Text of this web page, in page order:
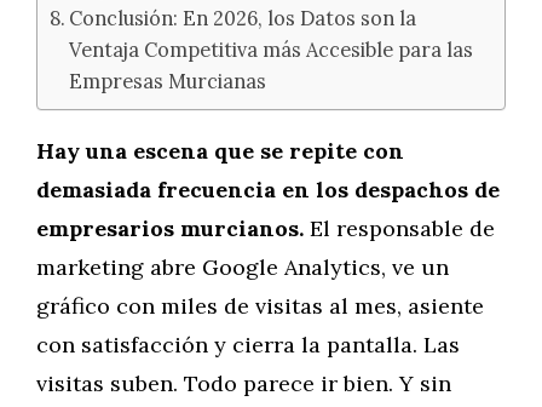
Conclusión: En 2026, los Datos son la
Ventaja Competitiva más Accesible para las
Empresas Murcianas
Hay una escena que se repite con
demasiada frecuencia en los despachos de
empresarios murcianos. El responsable de
marketing abre Google Analytics, ve un
gráfico con miles de visitas al mes, asiente
con satisfacción y cierra la pantalla. Las
visitas suben. Todo parece ir bien. Y sin